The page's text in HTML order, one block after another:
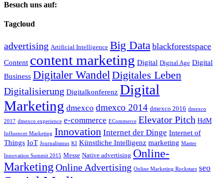
Besuch uns auf:
Tagcloud
advertising Artificial Intelligence Big Data blackforestspace
Content content marketing Digital Digital Age Digital
Business Digitaler Wandel Digitales Leben
Digitalisierung Digitalkonferenz Digital
Marketing dmexco dmexco 2014 dmexco 2016 dmexco
2017 dmexco experience e-commerce ECommerce Elevator Pitch HdM
Influencer Marketing Innovation Internet der Dinge Internet of
Things IoT Journalismus KI Künstliche Intelligenz marketing Master
Innovation Summit 2015 Messe Native advertising Online-
Marketing Online Advertising Online Marketing Rockstars seo